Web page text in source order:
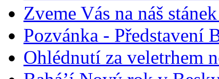
Zveme Vás na náš
Pozvánka - Představení
Ohlédnutí za veletrhem